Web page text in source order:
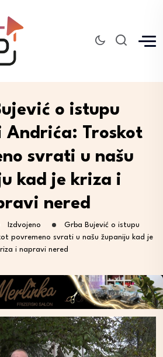
o istupu
Andrića: Troskot
svrati u našu
kad je kriza i
nered
Izdvojeno
Grba Bujević o istupu
povremeno svrati u našu županiju kad je
i napravi nered